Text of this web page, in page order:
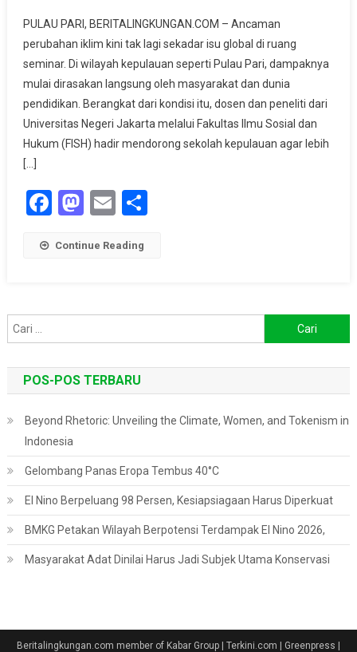
Di
Pulau
Pari
Diajak
Susun
Kurikulum
Perubahan
PULAU PARI, BERITALINGKUNGAN.COM – Ancaman
perubahan iklim kini tak lagi sekadar isu global di ruang
seminar. Di wilayah kepulauan seperti Pulau Pari, dampaknya
mulai dirasakan langsung oleh masyarakat dan dunia
pendidikan. Berangkat dari kondisi itu, dosen dan peneliti dari
Universitas Negeri Jakarta melalui Fakultas Ilmu Sosial dan
Hukum (FISH) hadir mendorong sekolah kepulauan agar lebih
[…]
Facebook
Mastodon
EmailShare
Continue Reading
untuk:
POS-POS TERBARU
Beyond Rhetoric: Unveiling the Climate, Women, and Tokenism in
Indonesia
Gelombang Panas Eropa Tembus 40°C
El Nino Berpeluang 98 Persen, Kesiapsiagaan Harus Diperkuat
BMKG Petakan Wilayah Berpotensi Terdampak El Nino 2026,
Masyarakat Adat Dinilai Harus Jadi Subjek Utama Konservasi
Beritalingkungan.com member of Kabar Group | Terkini.com | Greenpress